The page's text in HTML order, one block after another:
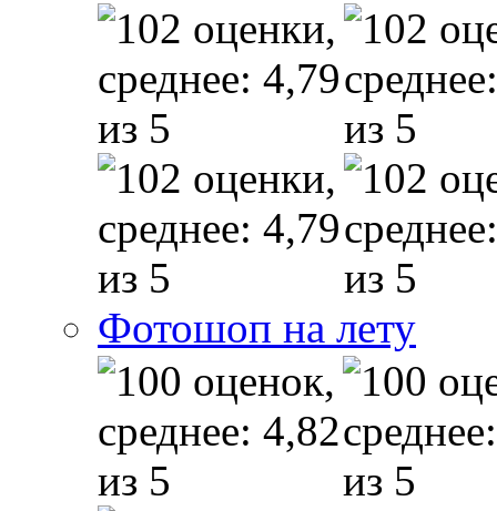
Фотошоп на лету